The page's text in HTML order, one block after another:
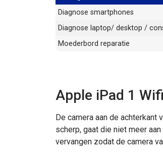
Diagnose smartphones
Diagnose laptop/ desktop /
Moederbord reparatie
Apple iPad 1
De camera aan de
scherp, gaat die niet meer
vervangen zodat de camera